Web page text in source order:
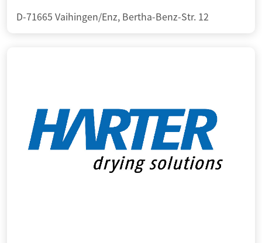
D-71665 Vaihingen/Enz, Bertha-Benz-Str. 12